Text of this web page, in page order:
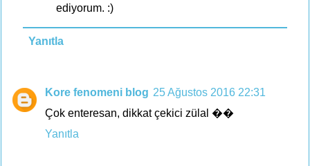
ediyorum. :)
Yanıtla
Kore fenomeni blog 25 Ağustos 2016 22:31
Çok enteresan, dikkat çekici zülal ��
Yanıtla